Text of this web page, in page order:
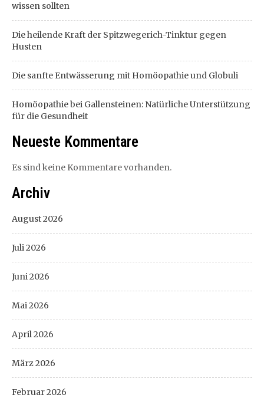
wissen sollten
Die heilende Kraft der Spitzwegerich-Tinktur gegen
Husten
Die sanfte Entwässerung mit Homöopathie und Globuli
Homöopathie bei Gallensteinen: Natürliche Unterstützung
für die Gesundheit
Neueste Kommentare
Es sind keine Kommentare vorhanden.
Archiv
August 2026
Juli 2026
Juni 2026
Mai 2026
April 2026
März 2026
Februar 2026